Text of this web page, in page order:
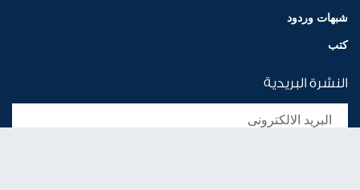
شبهات وردود
كتب
النشرة البريدية